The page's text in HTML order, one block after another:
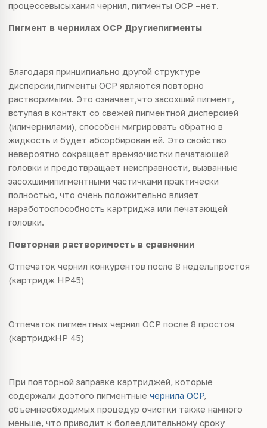
процессевысыхания чернил, пигменты OCP –нет.
Пигмент в чернилах OCP Другиепигменты
Благодаря принципиально другой структуре
дисперсии,пигменты OCP являются повторно
растворимыми. Это означает,что засохший пигмент,
вступая в контакт со свежей пигментной дисперсией
(иличернилами), способен мигрировать обратно в
жидкость и будет абсорбирован ей. Это свойство
невероятно сокращает времяочистки печатающей
головки и предотвращает неисправности, вызванные
засохшимипигментными частичками практически
полностью, что очень положительно влияет
наработоспособность картриджа или печатающей
головки.
Повторная растворимость в сравнении
Отпечаток чернил конкурентов после 8 недельпростоя
(картридж HP45)
Отпечаток пигментных чернил OCP после 8 простоя
(картриджHP 45)
При повторной заправке картриджей, которые
содержали доэтого пигментные чернила OCP,
объемнеобходимых процедур очистки также намного
меньше, что приводит к болеедлительному сроку